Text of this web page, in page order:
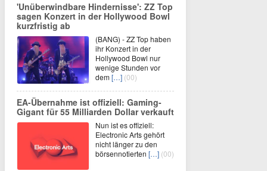
'Unüberwindbare Hindernisse': ZZ Top
sagen Konzert in der Hollywood Bowl
kurzfristig ab
(BANG) - ZZ Top haben
ihr Konzert in der
Hollywood Bowl nur
wenige Stunden vor
dem[…] (00)
EA-Übernahme ist offiziell: Gaming-
Gigant für 55 Milliarden Dollar verkauft
Nun ist es offiziell:
Electronic Arts gehört
nicht länger zu den
börsennotierten […] (00)